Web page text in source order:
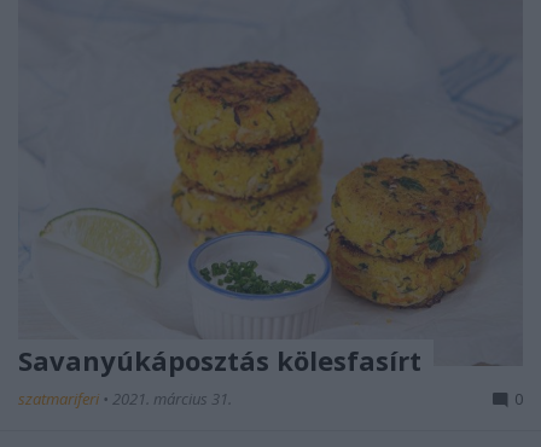
Savanyúkáposztás kölesfasírt
szatmariferi • 2021. március 31. 0